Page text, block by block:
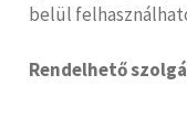
belül
Rendelhető